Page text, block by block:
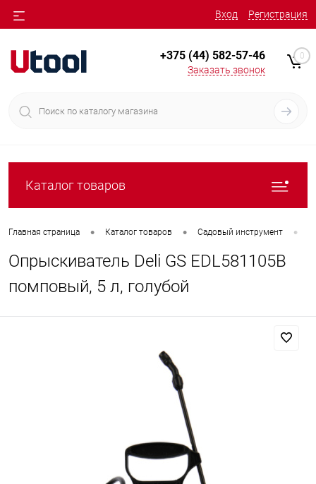
Вход Регистрация
+375 (44) 582-57-46
Заказать звонок
0
Каталог товаров
Главная страница • Каталог товаров • Садовый инструмент •
Опрыскиватель Deli GS EDL581105B
помповый, 5 л, голубой